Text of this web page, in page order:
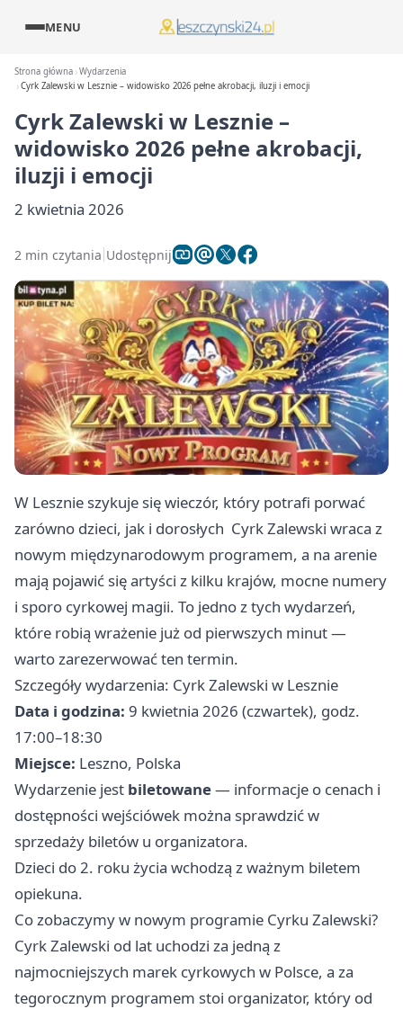
MENU
Strona główna Wydarzenia
Cyrk Zalewski w Lesznie – widowisko 2026 pełne akrobacji, iluzji i emocji
Cyrk Zalewski w Lesznie –
widowisko 2026 pełne akrobacji,
iluzji i emocji
2 kwietnia 2026
2 min czytania Udostępnij
W Lesznie szykuje się wieczór, który potrafi porwać
zarówno dzieci, jak i dorosłych ‍ Cyrk Zalewski wraca z
nowym międzynarodowym programem, a na arenie
mają pojawić się artyści z kilku krajów, mocne numery
i sporo cyrkowej magii. To jedno z tych wydarzeń,
które robią wrażenie już od pierwszych minut —
warto zarezerwować ten termin.
Szczegóły wydarzenia: Cyrk Zalewski w Lesznie
Data i godzina: 9 kwietnia 2026 (czwartek), godz.
17:00–18:30
Miejsce: Leszno, Polska
Wydarzenie jest biletowane— informacje o cenach i
dostępności wejściówek można sprawdzić w
sprzedaży biletów u organizatora.
Dzieci do 2. roku życia wchodzą z ważnym biletem
opiekuna.
Co zobaczymy w nowym programie Cyrku Zalewski?
Cyrk Zalewski od lat uchodzi za jedną z
najmocniejszych marek cyrkowych w Polsce, a za
tegorocznym programem stoi organizator, który od